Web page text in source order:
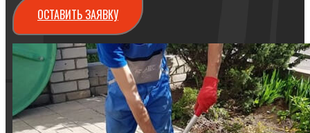
ОСТАВИТЬ ЗАЯВКУ